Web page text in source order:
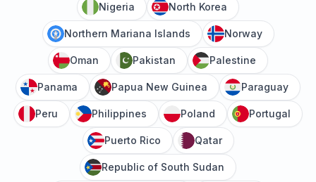
Nigeria North Korea
Northern Mariana Islands Norway
Oman Pakistan Palestine
Panama Papua New Guinea Paraguay
Peru Philippines Poland Portugal
Puerto Rico Qatar
Republic of South Sudan